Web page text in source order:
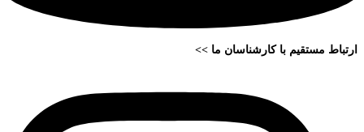
ارتباط مستقیم با کارشناسان ما >>